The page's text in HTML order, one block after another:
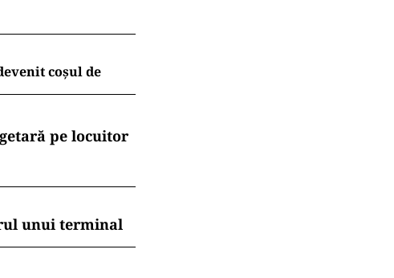
coșul de
pe locuitor
unui terminal